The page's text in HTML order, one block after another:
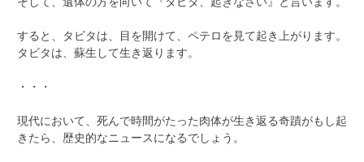
すると、タビタは、目を開けて、ペテロを見て起き上がります。
タビタは、蘇生して生き返ります。
・・・
現代において、死んで時間がたった肉体が生き返る奇蹟がもし起
きたら、歴史的なニュースになるでしょう。